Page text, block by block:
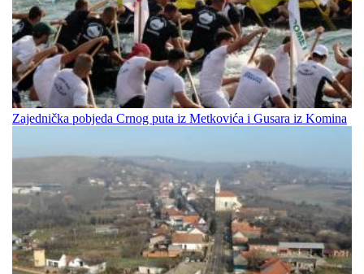
Zajednička pobjeda Crnog puta iz Metkovića i Gusara iz Komina